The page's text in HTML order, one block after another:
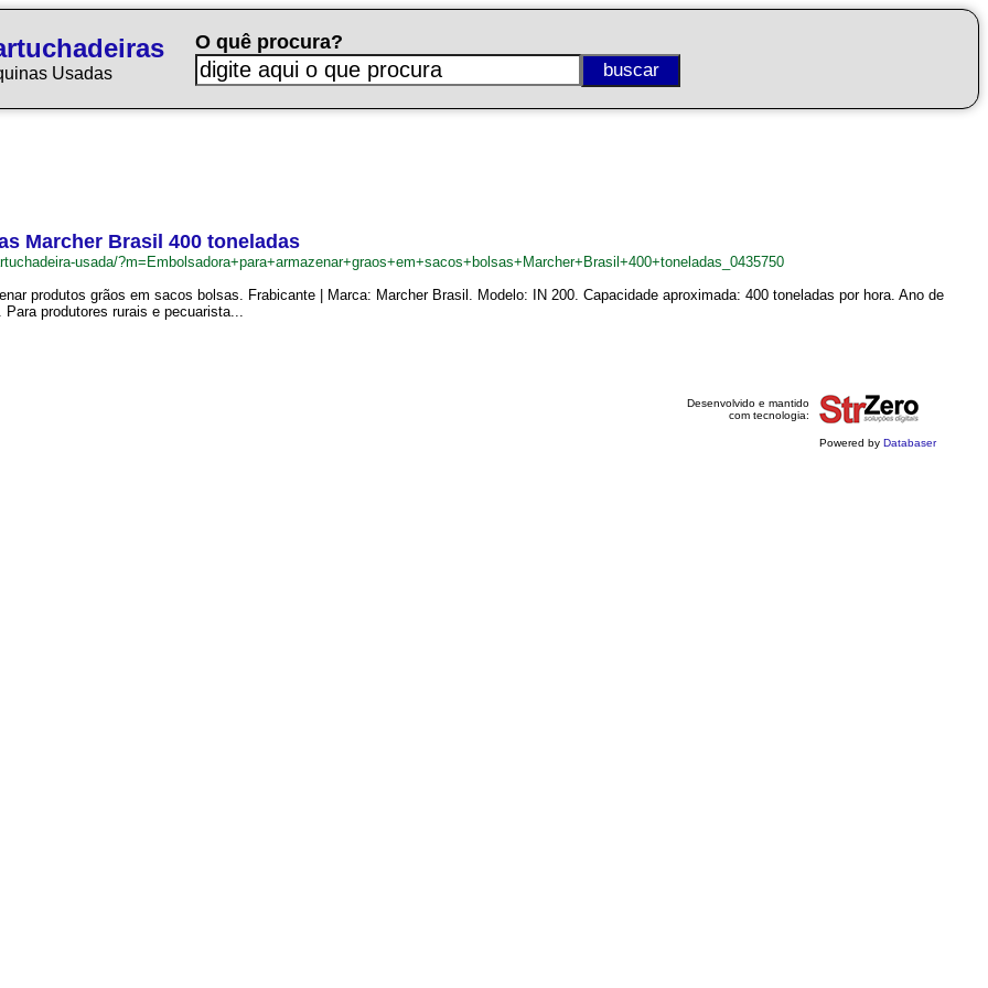
Usadas
O quê procura?
Marcher Brasil 400 toneladas
usada/?m=Embolsadora+para+armazenar+graos+em+sacos+bolsas+Marcher+Brasil+400+toneladas_0435750
produtos grãos em sacos bolsas. Frabicante | Marca: Marcher Brasil. Modelo: IN 200. Capacidade aproximada: 400 toneladas por hora. Ano de
produtores rurais e pecuarista...
Desenvolvido e mantido
com tecnologia:
Powered by Databaser